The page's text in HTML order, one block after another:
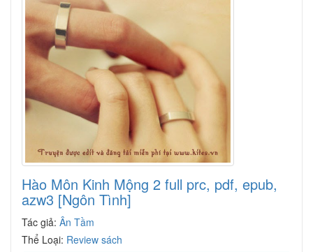
Hào Môn Kinh Mộng 2 full prc, pdf, epub,
azw3 [Ngôn Tình]
Tác giả: Ân Tầm
Thể Loại: Review sách